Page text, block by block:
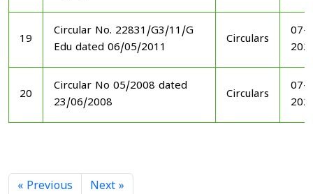
19
Circular No. 22831/G3/11/G
Edu dated 06/05/2011
Circulars
07-
20
Circular No 05/2008 dated
23/06/2008
Circulars
07-
« Previous Next »